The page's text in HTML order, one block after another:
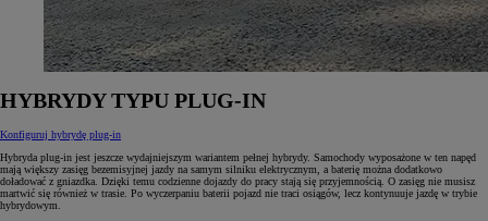
HYBRYDY TYPU PLUG‑IN
Konfiguruj hybrydę plug-in
Hybryda plug‑in jest jeszcze wydajniejszym wariantem pełnej hybrydy. Samochody wyposażone w ten napęd
mają większy zasięg bezemisyjnej jazdy na samym silniku elektrycznym, a baterię można dodatkowo
doładować z gniazdka. Dzięki temu codzienne dojazdy do pracy stają się przyjemnością. O zasięg nie musisz
martwić się również w trasie. Po wyczerpaniu baterii pojazd nie traci osiągów, lecz kontynuuje jazdę w trybie
hybrydowym.